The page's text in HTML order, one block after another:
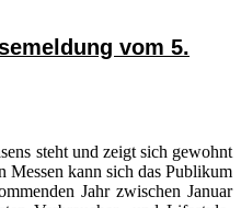
vom 5.
steht und zeigt sich gewohnt
Messen kann sich das Publikum
Jahr zwischen Januar